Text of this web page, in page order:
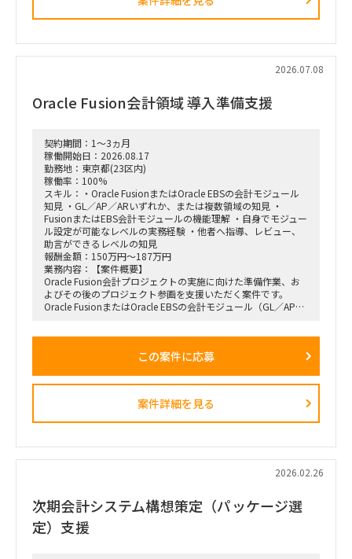
2026.07.08
Oracle Fusion会計領域 導入準備支援
契約期間：1～3ヵ月
稼働開始日：2026.08.17
勤務地：東京都(23区内)
稼働率：100%
スキル：・Oracle FusionまたはOracle EBSの会計モジュール
知見 ・GL／AP／ARいずれか、または複数領域の知見 ・
FusionまたはEBS会計モジュールの機能理解 ・自身でモジュー
ル設定が可能なレベルの実務経験 ・他者へ指導、レビュー、
助言ができるレベルの知見
報酬金額：150万円～187万円
業務内容：【案件概要】
Oracle Fusion会計プロジェクトの実施に向けた準備作業、お
よびその後のプロジェクト参画を支援いただく案件です。
Oracle FusionまたはOracle EBSの会計モジュール（GL／AP／
会計モジュールの機能を熟知しており、ご自身でモジュール設
す。
・Oracle Fusion会計プロジェクト実施に向けた準備作業
・会計モジュールの機能一覧、機能概要の文書化支援
・ドキュメント作成に関するアドバイス、または実作業
Oracle FusionまたはEBSの会計モジュールに深い知見を持ち、
単なる利用経験に留まらず、機能理解・設定・ドキュメント
化・他者への指導まで対応できる方。
この案件に応募
案件詳細を見る
2026.02.26
次期会計システム構想策定（パッケージ選
定）支援